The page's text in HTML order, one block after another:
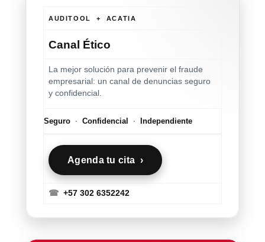
AUDITOOL + ACATIA
Canal Ético
La mejor solución para prevenir el fraude
empresarial: un canal de denuncias seguro
y confidencial.
Seguro · Confidencial · Independiente
Agenda tu cita ›
☎ +57 302 6352242